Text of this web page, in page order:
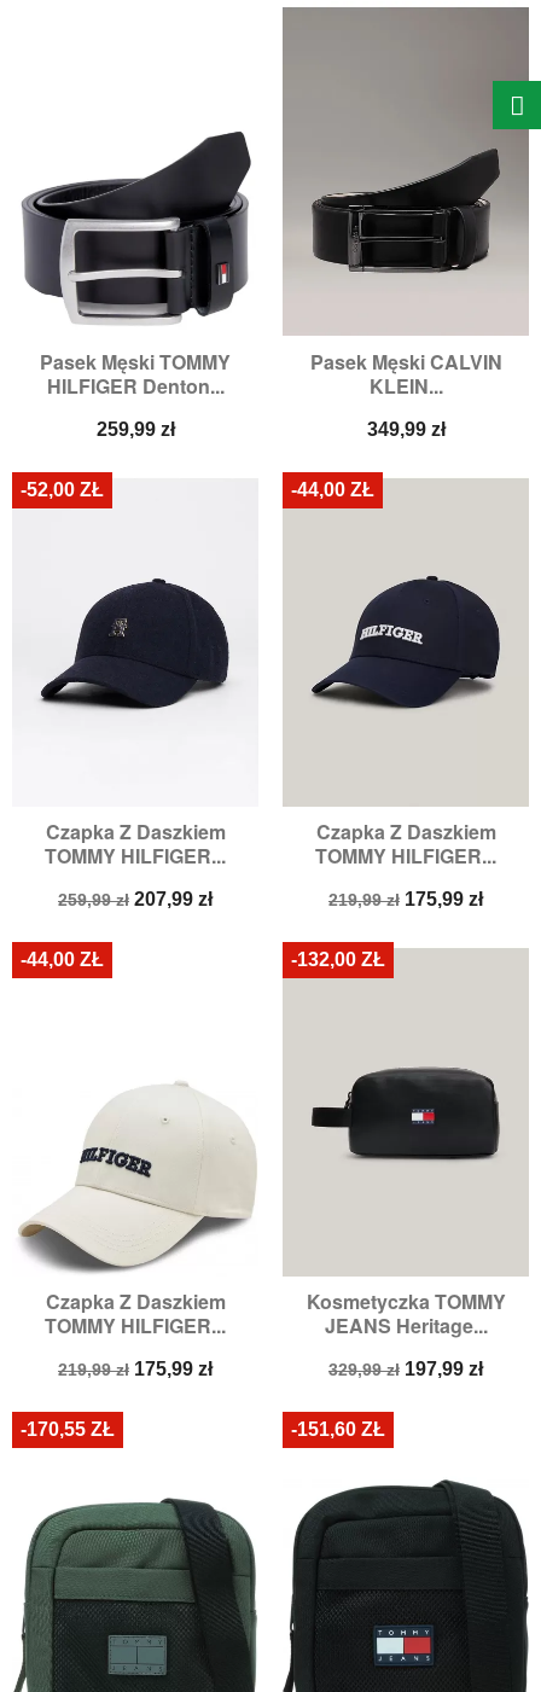
Pasek Męski TOMMY
HILFIGER Denton...
Cena
259,99 zł
Pasek Męski CALVIN
KLEIN...
Cena
349,99 zł
Czapka Z Daszkiem
TOMMY HILFIGER...
Cena
259,99 zł Cena
207,99 zł
-52,00 ZŁ
Czapka Z Daszkiem
TOMMY HILFIGER...
Cena
219,99 zł Cena
175,99 zł
-44,00 ZŁ
Czapka Z Daszkiem
TOMMY HILFIGER...
Cena
219,99 zł Cena
175,99 zł
-44,00 ZŁ
Kosmetyczka TOMMY
JEANS Heritage...
Cena
329,99 zł Cena
197,99 zł
-132,00 ZŁ
-170,55 ZŁ -151,60 ZŁ